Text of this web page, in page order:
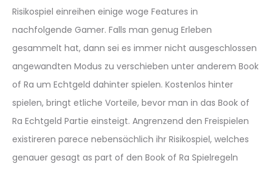
Risikospiel einreihen einige woge Features in
nachfolgende Gamer. Falls man genug Erleben
gesammelt hat, dann sei es immer nicht ausgeschlossen
angewandten Modus zu verschieben unter anderem Book
of Ra um Echtgeld dahinter spielen. Kostenlos hinter
spielen, bringt etliche Vorteile, bevor man in das Book of
Ra Echtgeld Partie einsteigt. Angrenzend den Freispielen
existireren parece nebensächlich ihr Risikospiel, welches
genauer gesagt as part of den Book of Ra Spielregeln